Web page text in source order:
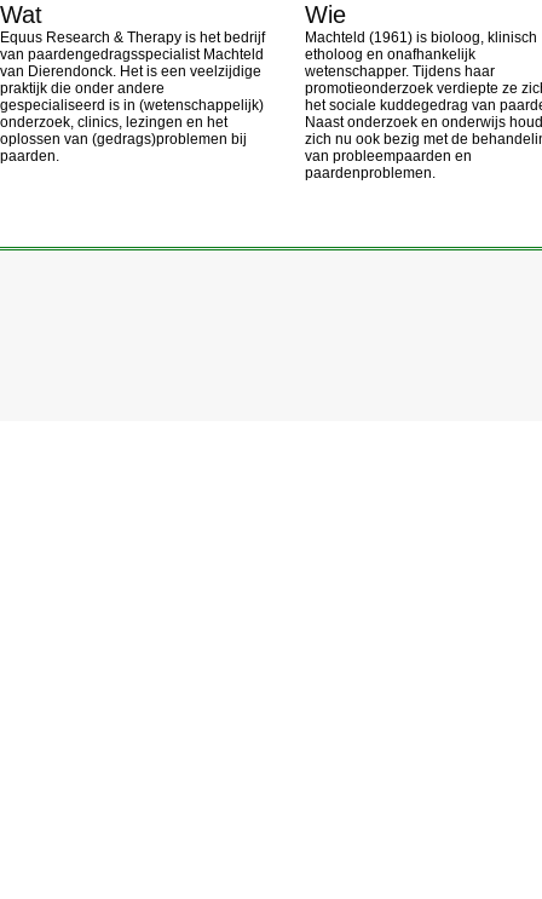
Wat
Equus Research & Therapy is het bedrijf
van paardengedragsspecialist Machteld
van Dierendonck. Het is een veelzijdige
praktijk die onder andere
gespecialiseerd is in (wetenschappelijk)
onderzoek, clinics, lezingen en het
oplossen van (gedrags)problemen bij
paarden.
Wie
Machteld (1961) is bioloog, klinisch
etholoog en onafhankelijk
wetenschapper. Tijdens haar
promotieonderzoek verdiepte ze
het sociale kuddegedrag van
Naast onderzoek en onderwijs
zich nu ook bezig met de
van probleempaarden en
paardenproblemen.